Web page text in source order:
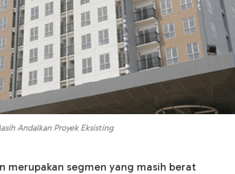
Andalkan Proyek Eksisting
merupakan segmen yang masih berat